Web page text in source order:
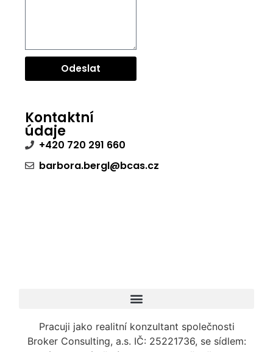
Odeslat
Kontaktní
údaje
+420 720 291 660
barbora.bergl@bcas.cz
Pracuji jako realitní konzultant společnosti
Broker Consulting, a.s. IČ: 25221736, se sídlem: